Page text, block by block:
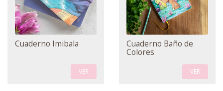
Cuaderno Imibala
VER
Cuaderno Baño de
Colores
VER